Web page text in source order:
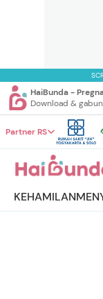
HaiBunda -
Download &
Partner RS
KEHAMILAN